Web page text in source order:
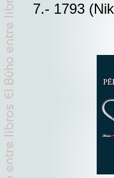
7.- 1793